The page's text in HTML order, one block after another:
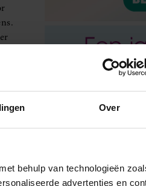
Over
behulp van technologieën
advertenties en